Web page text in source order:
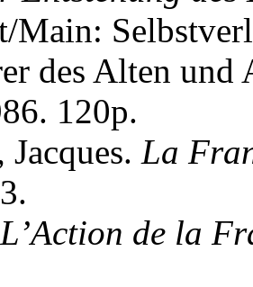
Main:
des Alten und
120p.
Jacques. La
L’Action de la